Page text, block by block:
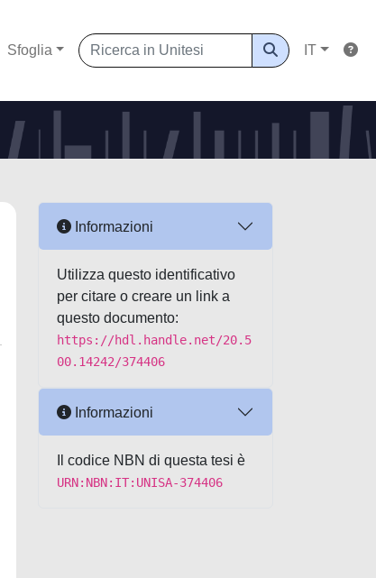
Sfoglia IT
Informazioni
Utilizza questo identificativo
per citare o creare un link a
questo documento:
https://hdl.handle.net/20.5
00.14242/374406
Informazioni
Il codice NBN di questa tesi è
URN:NBN:IT:UNISA-374406